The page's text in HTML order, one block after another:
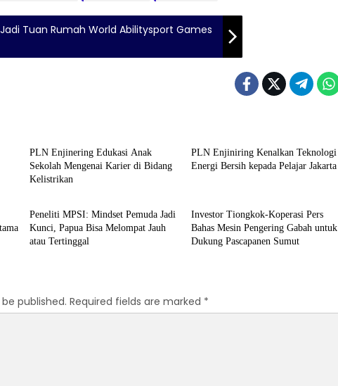
Tuan Rumah World Abilitysport Games
PLN Enjinering Edukasi Anak
Sekolah Mengenai Karier di Bidang
Kelistrikan
PLN Enjiniring Kenalkan Teknologi
Energi Bersih kepada Pelajar Jakarta
Berita
Peneliti MPSI: Mindset Pemuda Jadi
Kunci, Papua Bisa Melompat Jauh
atau Tertinggal
Investor Tiongkok-Koperasi Pers
Bahas Mesin Pengering Gabah untuk
Dukung Pascapanen Sumut
published. Required fields are marked *